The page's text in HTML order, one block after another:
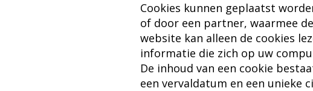
Cookies kunnen geplaatst
of door een partner, waarmee
website kan alleen de cookies
informatie die zich op uw
De inhoud van een cookie
een vervaldatum en een unieke